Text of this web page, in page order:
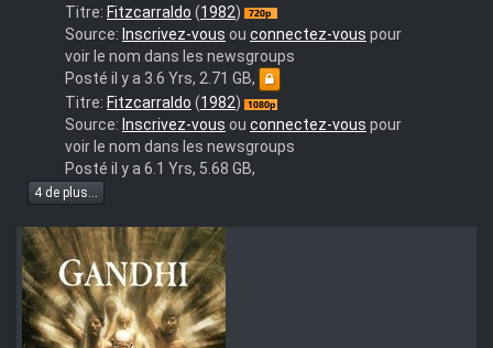
Fitzcarraldo.
(1982).720p.FRENCH
Titre: Fitzcarraldo (1982)
Source: Inscrivez-vous ou connectez-vous pour
voir le nom dans les newsgroups
Posté il y a 3.6 Yrs, 2.71 GB,
Fitzcarraldo.
(1982).1080p.FRENCH
Titre: Fitzcarraldo (1982)
Source: Inscrivez-vous ou connectez-vous pour
voir le nom dans les newsgroups
Posté il y a 6.1 Yrs, 5.68 GB,
4 de plus...